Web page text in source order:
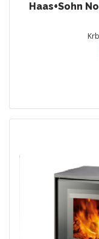
Haas+Sohn